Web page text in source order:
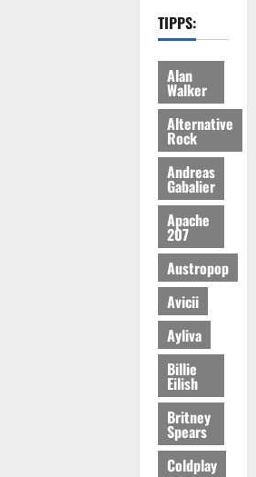
TIPPS:
Alan
Walker
Alternative
Rock
Andreas
Gabalier
Apache
207
Austropop
Avicii
Ayliva
Billie
Eilish
Britney
Spears
Coldplay